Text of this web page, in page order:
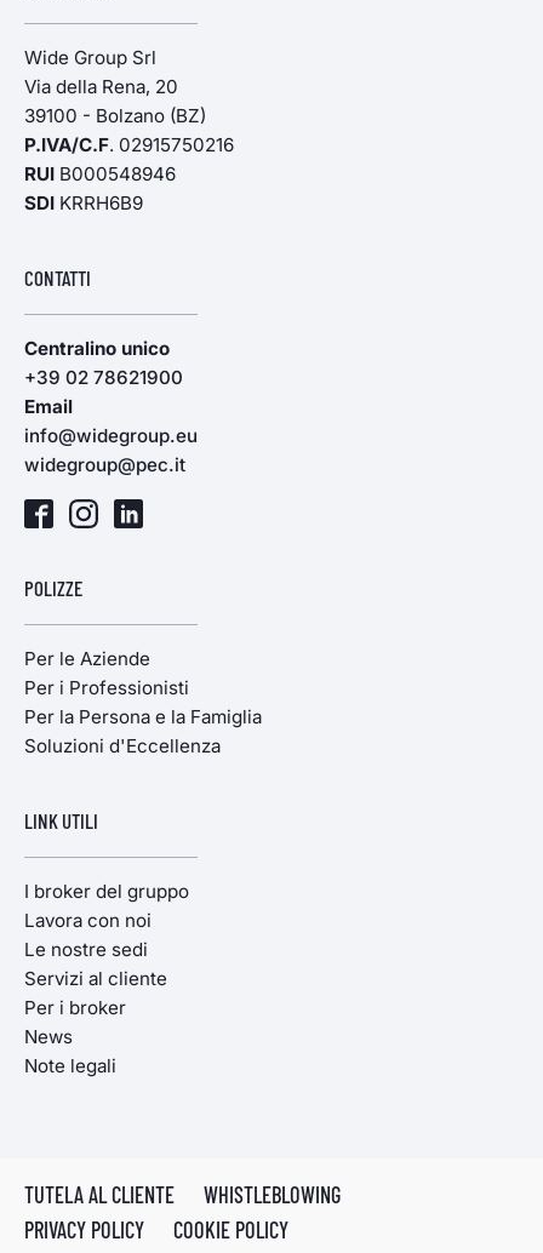
Wide Group Srl
Via della Rena, 20
39100 - Bolzano (BZ)
P.IVA/C.F. 02915750216
RUI B000548946
SDI KRRH6B9
CONTATTI
Centralino unico
+39 02 78621900
Email
info@widegroup.eu
widegroup@pec.it
POLIZZE
Per le Aziende
Per i Professionisti
Per la Persona e la Famiglia
Soluzioni d'Eccellenza
LINK UTILI
I broker del gruppo
Lavora con noi
Le nostre sedi
Servizi al cliente
Per i broker
News
Note legali
TUTELA AL CLIENTE
WHISTLEBLOWING
PRIVACY POLICY
COOKIE POLICY